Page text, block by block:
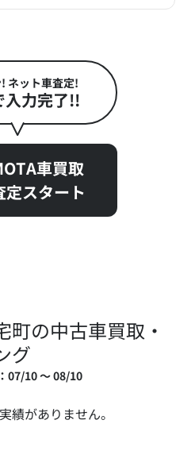
ネット車査定!
入力完了!!
車買取
定スタート
の中古車買取・
グ
07/10 ～ 08/10
績がありません。